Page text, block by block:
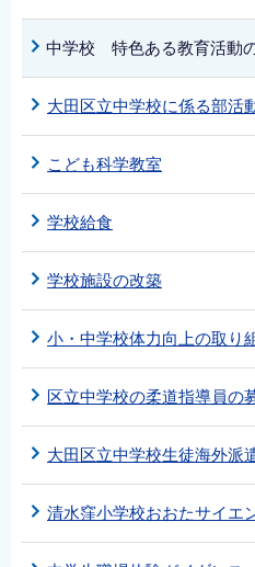
中学校 特色ある教育活動
大田区立中学校に係る部活
こども科学教室
学校給食
学校施設の改築
小・中学校体力向上の取り
区立中学校の柔道指導員の
大田区立中学校生徒海外派
清水窪小学校おおたサイエ